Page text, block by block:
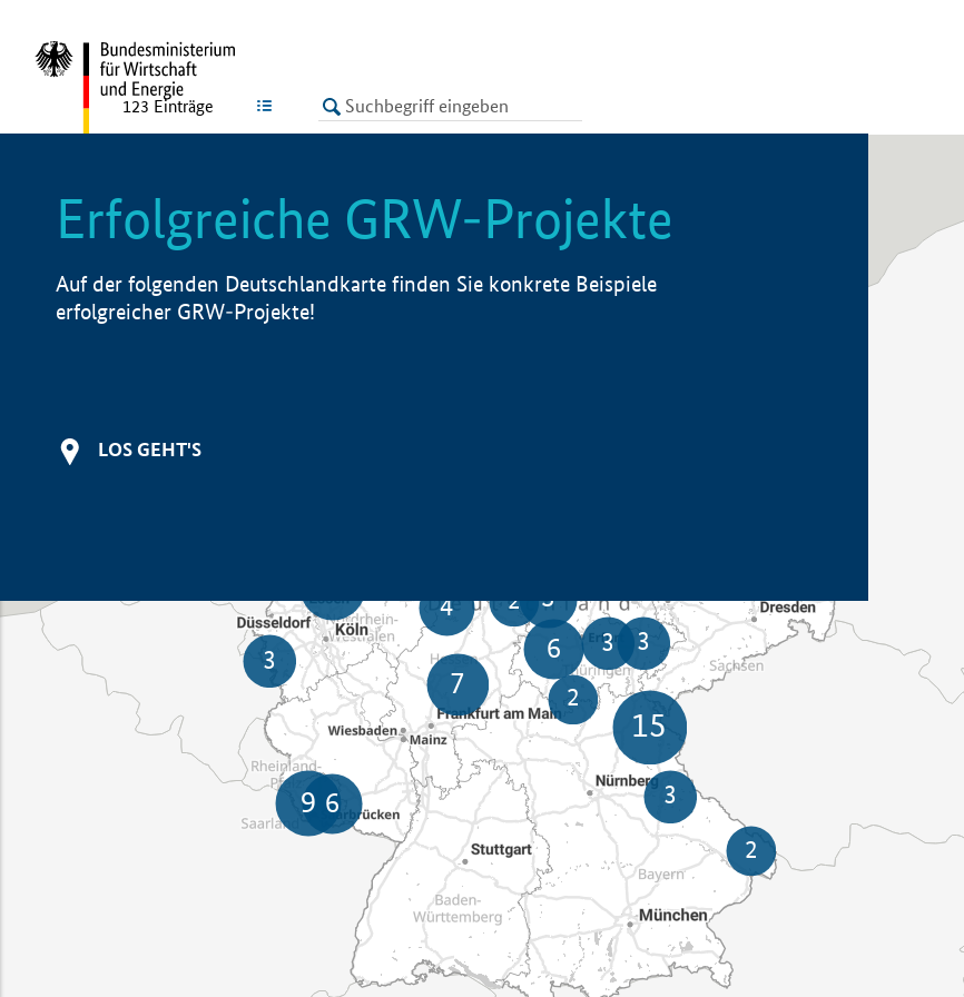
LISTE
123 Einträge
Erfolgreiche GRW-Projekte
Auf der folgenden Deutschlandkarte finden Sie konkrete Beispiele
erfolgreicher GRW-Projekte!
LOS GEHT'S